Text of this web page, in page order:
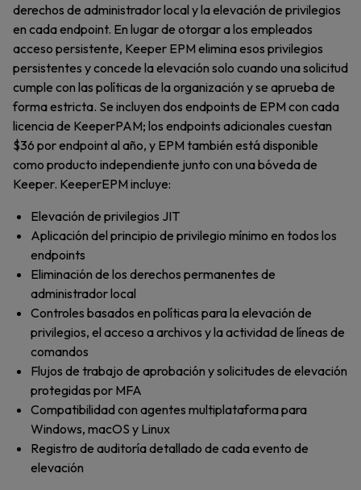
derechos de administrador local y la elevación de privilegios
en cada endpoint. En lugar de otorgar a los empleados
acceso persistente, Keeper EPM elimina esos privilegios
persistentes y concede la elevación solo cuando una solicitud
cumple con las políticas de la organización y se aprueba de
forma estricta. Se incluyen dos endpoints de EPM con cada
licencia de KeeperPAM; los endpoints adicionales cuestan
$36 por endpoint al año, y EPM también está disponible
como producto independiente junto con una bóveda de
Keeper. KeeperEPM incluye:
Elevación de privilegios JIT
Aplicación del principio de privilegio mínimo en todos los
endpoints
Eliminación de los derechos permanentes de
administrador local
Controles basados en políticas para la elevación de
privilegios, el acceso a archivos y la actividad de líneas de
comandos
Flujos de trabajo de aprobación y solicitudes de elevación
protegidas por MFA
Compatibilidad con agentes multiplataforma para
Windows, macOS y Linux
Registro de auditoría detallado de cada evento de
elevación